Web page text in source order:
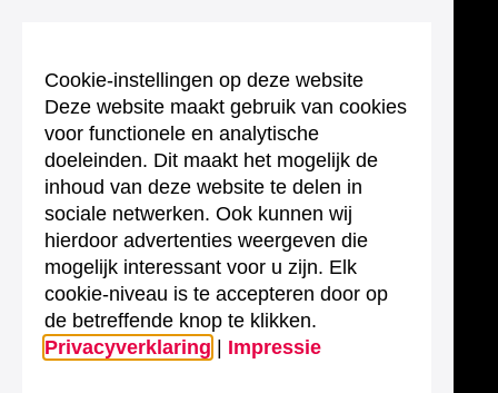
Cookie-instellingen op deze website
Deze website maakt gebruik van cookies
voor functionele en analytische
doeleinden. Dit maakt het mogelijk de
inhoud van deze website te delen in
sociale netwerken. Ook kunnen wij
hierdoor advertenties weergeven die
mogelijk interessant voor u zijn. Elk
cookie-niveau is te accepteren door op
de betreffende knop te klikken.
Privacyverklaring
Impressie